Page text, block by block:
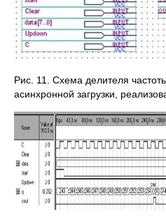
Рис. 11. Схема делителя
асинхронной загрузки,